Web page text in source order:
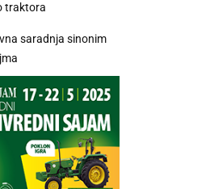
traktora
saradnja sinonim